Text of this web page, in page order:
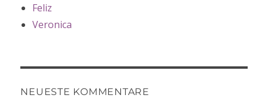
Feliz
Veronica
NEUESTE KOMMENTARE